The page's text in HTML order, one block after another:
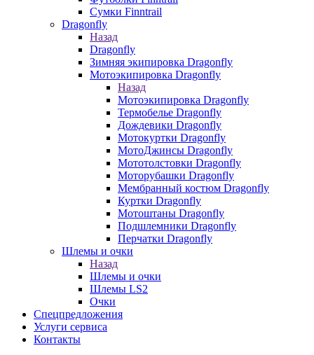
Сумки Finntrail
Dragonfly
Назад
Dragonfly
Зимняя экипировка Dragonfly
Мотоэкипировка Dragonfly
Назад
Мотоэкипировка Dragonfly
Термобелье Dragonfly
Дождевики Dragonfly
Мотокуртки Dragonfly
МотоДжинсы Dragonfly
Мототолстовки Dragonfly
Моторубашки Dragonfly
Мембранный костюм Dragonfly
Куртки Dragonfly
Мотоштаны Dragonfly
Подшлемники Dragonfly
Перчатки Dragonfly
Шлемы и очки
Назад
Шлемы и очки
Шлемы LS2
Очки
Спецпредложения
Услуги сервиса
Контакты